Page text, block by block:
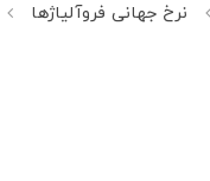
نرخ جهانی فروآلیاژها